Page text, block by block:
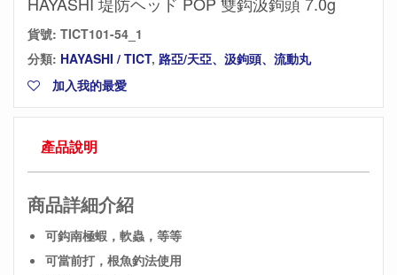
貨號: TICT101-54_1
分類: HAYASHI / TICT, 路亞/天亞、汲鉤頭、流動丸
加入我的最愛
產品說明
商品詳細介紹
可鈎南極蝦，軟蟲，等等
可當前打，根魚釣法使用